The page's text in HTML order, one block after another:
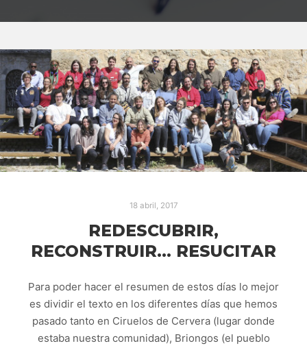
18 abril, 2017
REDESCUBRIR,
RECONSTRUIR… RESUCITAR
Para poder hacer el resumen de estos días lo mejor
es dividir el texto en los diferentes días que hemos
pasado tanto en Ciruelos de Cervera (lugar donde
estaba nuestra comunidad), Briongos (el pueblo